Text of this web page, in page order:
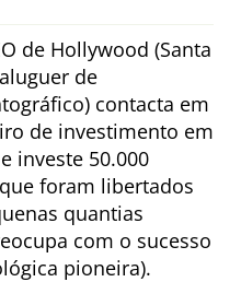
de Hollywood (Santa
de
contacta em
de investimento em
investe 50.000
foram libertados
quantias
com o sucesso
pioneira).